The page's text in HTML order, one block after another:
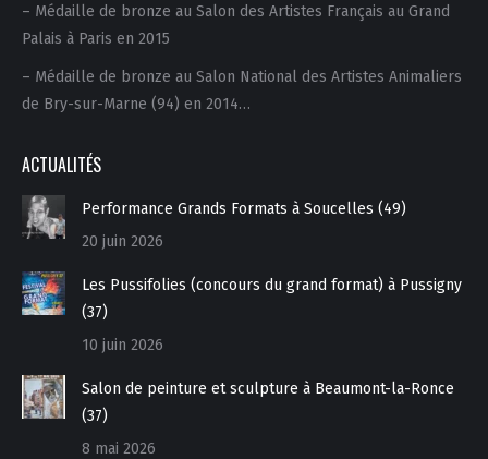
– Médaille de bronze au Salon des Artistes Français au Grand
Palais à Paris en 2015
– Médaille de bronze au Salon National des Artistes Animaliers
de Bry-sur-Marne (94) en 2014…
ACTUALITÉS
Performance Grands Formats à Soucelles (49)
20 juin 2026
Les Pussifolies (concours du grand format) à Pussigny
(37)
10 juin 2026
Salon de peinture et sculpture à Beaumont-la-Ronce
(37)
8 mai 2026